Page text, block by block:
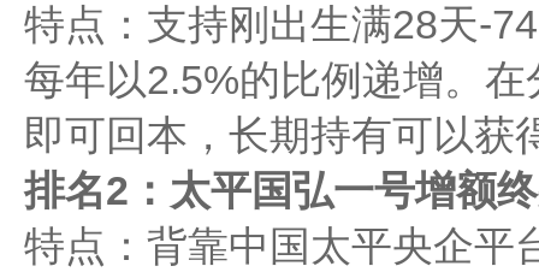
特点：支持刚出生满28天-
每年以2.5%的比例递增。
即可回本，长期持有可以获
排名2：太平国弘一号增额
特点：背靠中国太平央企平